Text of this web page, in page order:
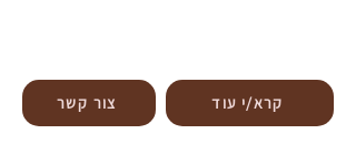
צור קשר קרא/י עוד